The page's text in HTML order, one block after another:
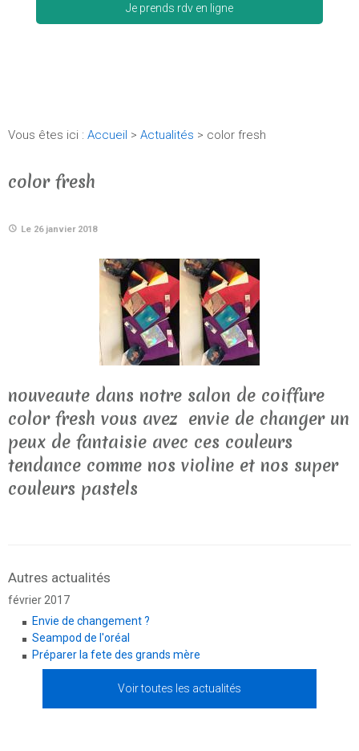
Je prends rdv en ligne
Vous êtes ici : Accueil > Actualités > color fresh
color fresh
Le 26 janvier 2018
nouveaute dans notre salon de coiffure
color fresh vous avez envie de changer un
peux de fantaisie avec ces couleurs
tendance comme nos violine et nos super
couleurs pastels
Autres actualités
février 2017
Envie de changement ?
Seampod de l'oréal
Préparer la fete des grands mère
Voir toutes les actualités